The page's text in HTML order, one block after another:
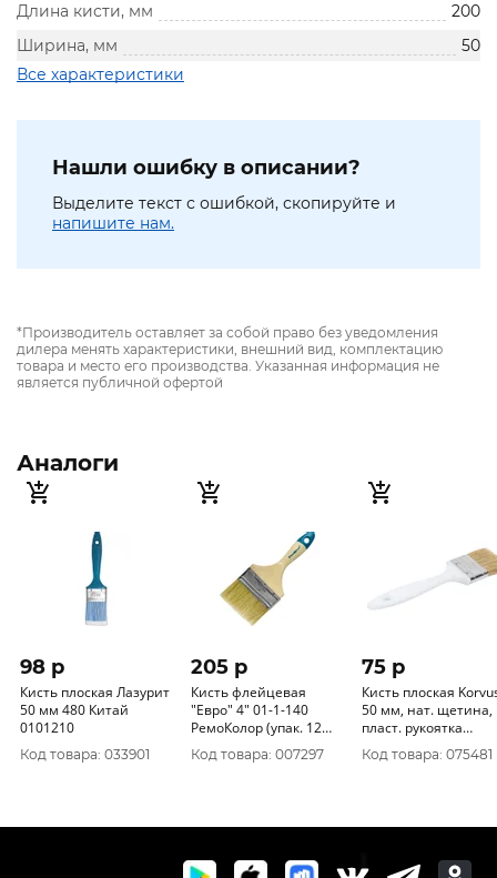
Длина кисти, мм
200
Ширина, мм
50
Все характеристики
Нашли ошибку в описании?
Выделите текст с ошибкой, скопируйте и
напишите нам.
*Производитель оставляет за собой право без уведомления
дилера менять характеристики, внешний вид, комплектацию
товара и место его производства. Указанная информация не
является публичной офертой
Аналоги
98 p
Кисть плоская Лазурит
50 мм 480 Китай
0101210
Код товара: 033901
205 p
Кисть флейцевая
"Евро" 4" 01-1-140
РемоКолор (упак. 12
шт)
Код товара: 007297
75 p
Кисть плоская
50 мм, нат. щетина,
пласт. рукоятка
0102620
Код товара: 075481